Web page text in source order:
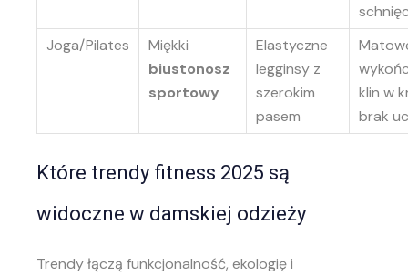
Joga/Pilates
Miękki
biustonosz
sportowy
Elastyczne
legginsy z
szerokim
pasem
klin w
brak
Które trendy fitness 2025 są
widoczne w damskiej odzieży
Trendy łączą funkcjonalność, ekologię i